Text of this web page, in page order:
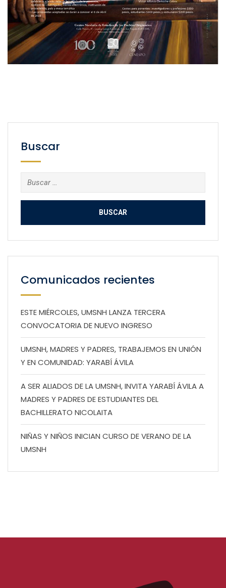
Buscar
Buscar:
Comunicados recientes
ESTE MIÉRCOLES, UMSNH LANZA TERCERA
CONVOCATORIA DE NUEVO INGRESO
UMSNH, MADRES Y PADRES, TRABAJEMOS EN UNIÓN
Y EN COMUNIDAD: YARABÍ ÁVILA
A SER ALIADOS DE LA UMSNH, INVITA YARABÍ ÁVILA A
MADRES Y PADRES DE ESTUDIANTES DEL
BACHILLERATO NICOLAITA
NIÑAS Y NIÑOS INICIAN CURSO DE VERANO DE LA
UMSNH